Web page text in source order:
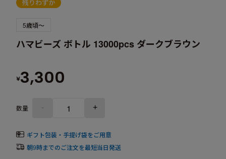
5歳頃～
ハマビーズ ボトル 13000pcs ダークブラウン
¥3,300
数量 - +
ギフト包装・手提げ袋をご用意
朝9時までのご注文を最短当日発送